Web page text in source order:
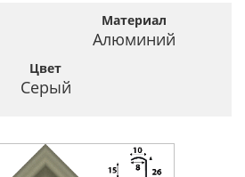
Материал
Алюминий
Цвет
Серый